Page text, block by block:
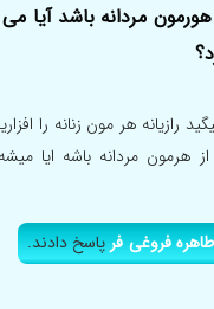
هورمون مردانه باشد آیا
رازیانه هر مون زنانه را
هرمون مردانه باشه ایا
فروغی فرپاسخ دادند.